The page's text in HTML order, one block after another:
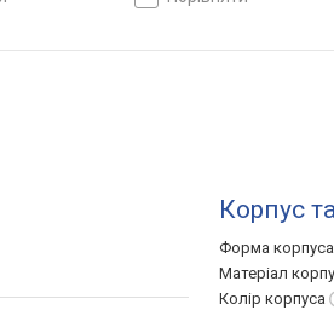
Корпус
Форма корпуса
Матеріал
Колір корпуса